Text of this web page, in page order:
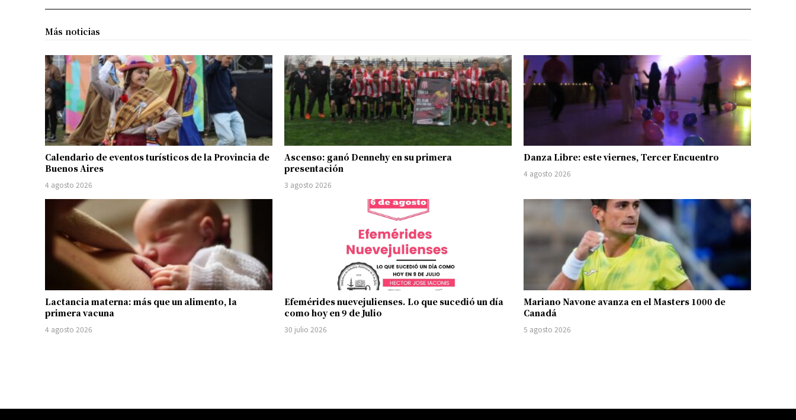
Más noticias
Calendario de eventos turísticos de la Provincia de
Buenos Aires
4 agosto 2026
Ascenso: ganó Dennehy en su primera
presentación
3 agosto 2026
Danza Libre: este viernes, Tercer Encuentro
4 agosto 2026
Lactancia materna: más que un alimento, la
primera vacuna
4 agosto 2026
Efemérides nuevejulienses. Lo que sucedió un día
como hoy en 9 de Julio
30 julio 2026
Mariano Navone avanza en el Masters 1000 de
Canadá
5 agosto 2026